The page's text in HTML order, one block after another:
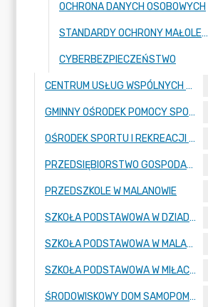
OCHRONA DANYCH OSOBOWYCH
STANDARDY OCHRONY MAŁOLETNICH
CYBERBEZPIECZEŃSTWO
CENTRUM USŁUG WSPÓLNYCH W MALANOWIE
GMINNY OŚRODEK POMOCY SPOŁECZNEJ
OŚRODEK SPORTU I REKREACJI W MALANOWIE
PRZEDSIĘBIORSTWO GOSPODARKI KOMUNALNEJ
PRZEDSZKOLE W MALANOWIE
SZKOŁA PODSTAWOWA W DZIADOWICACH
SZKOŁA PODSTAWOWA W MALANOWIE
SZKOŁA PODSTAWOWA W MIŁACZEWIE
ŚRODOWISKOWY DOM SAMOPOMOCY